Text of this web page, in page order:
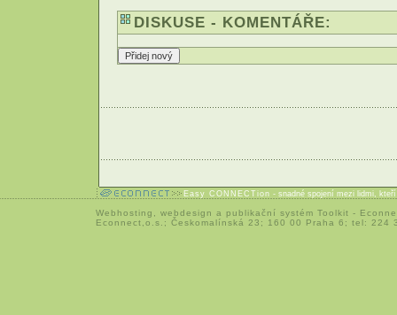
DISKUSE - KOMENTÁŘE:
Easy CONNECTion - snadné spojení mezi lidmi,
Webhosting webdesign a publikační systém Toolkit -
Econnect,o.s.; Českomalínská 23; 160 00 Praha 6; tel: 224